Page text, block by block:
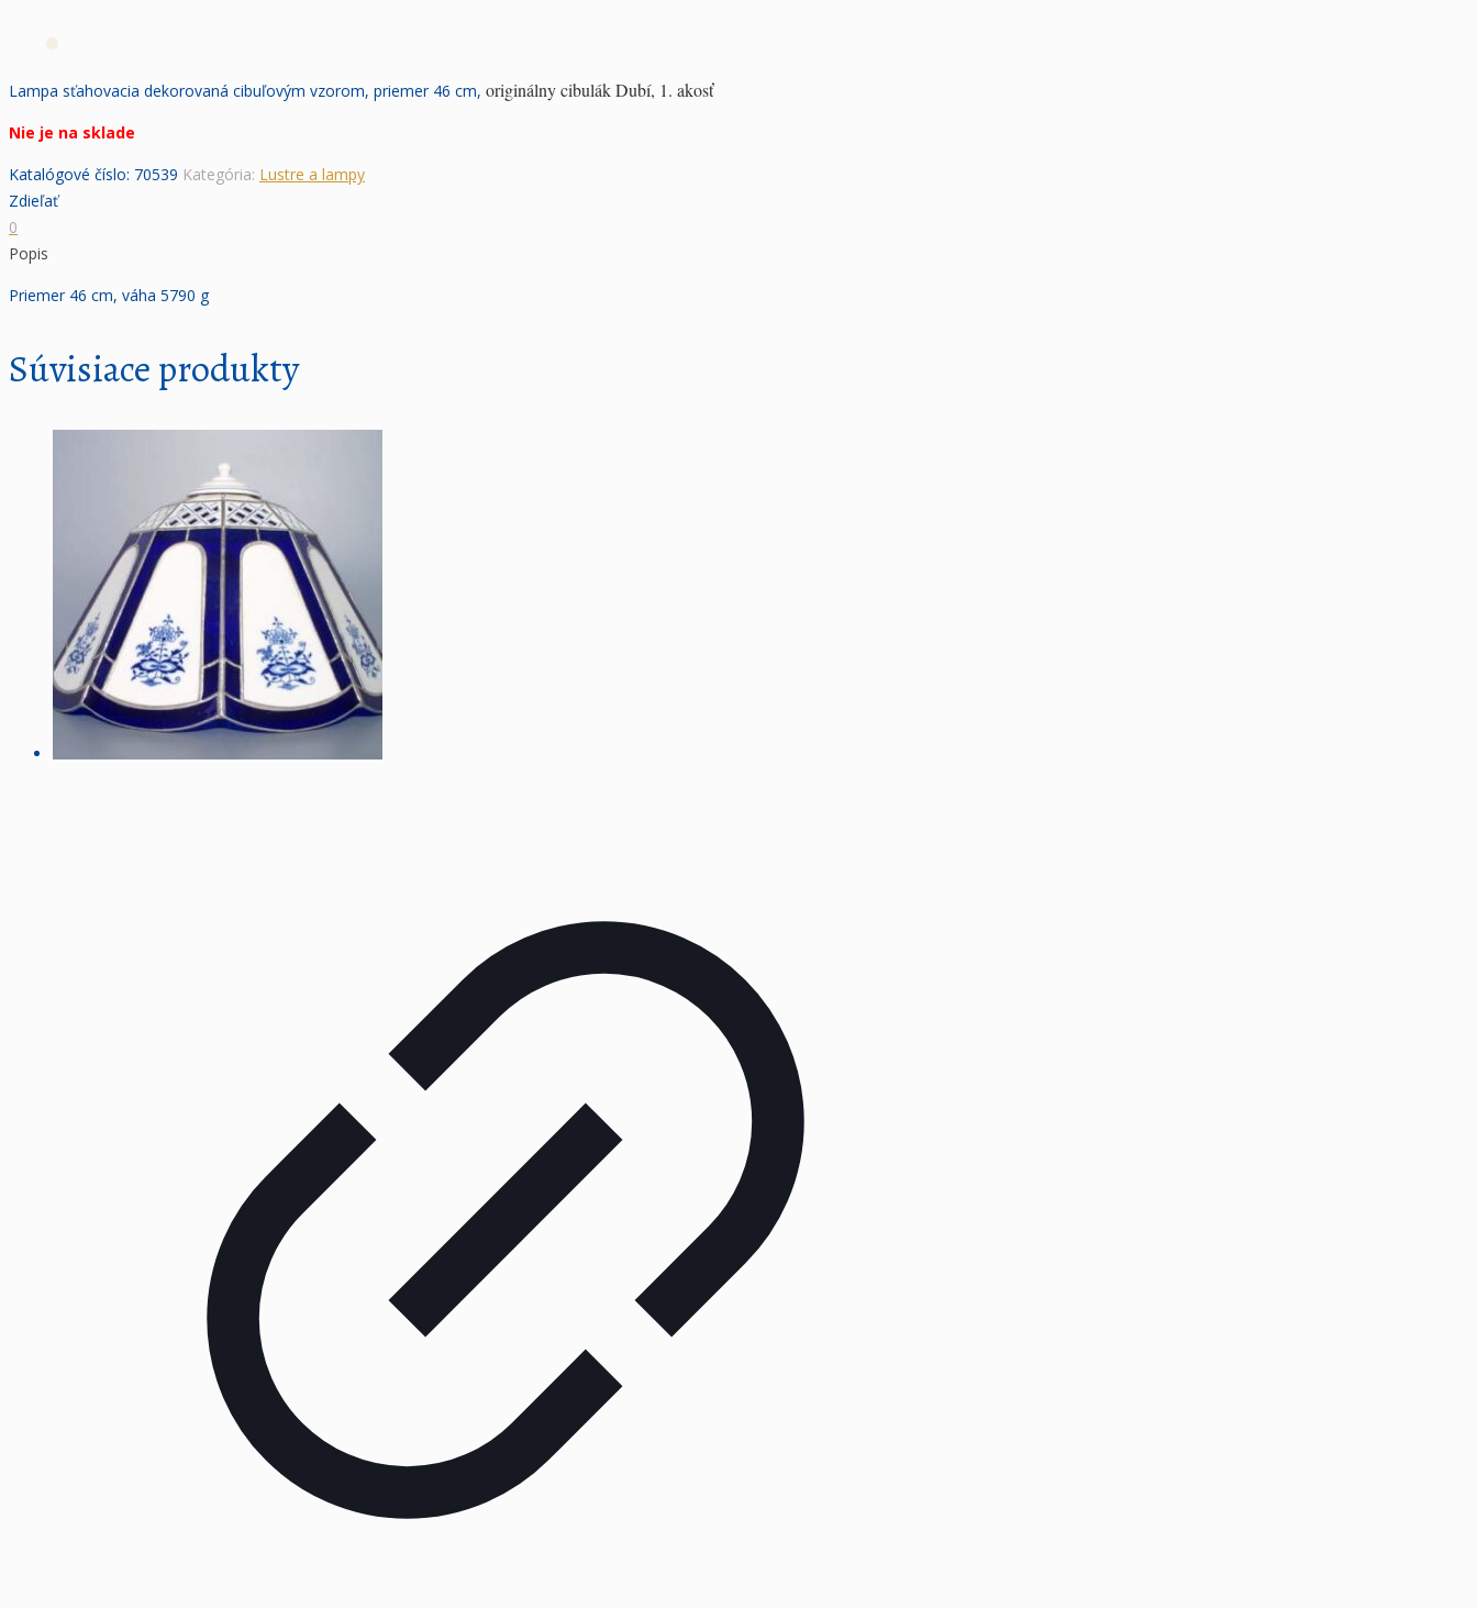
Lampa sťahovacia dekorovaná cibuľovým vzorom, priemer 46 cm, originálny cibulák Dubí, 1. akosť
Nie je na sklade
Katalógové číslo: 70539 Kategória: Lustre a lampy
Zdieľať
0
Popis
Priemer 46 cm, váha 5790 g
Súvisiace produkty